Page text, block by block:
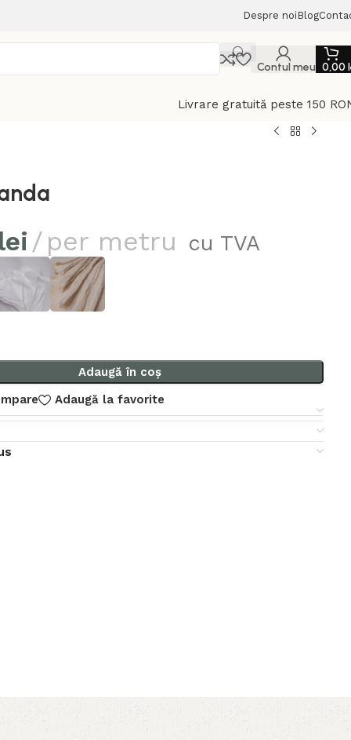
Despre noi Blog
Contul meu 0,00
Livrare gratuită peste 150
per metru cu TVA
Adaugă în coș
Adaugă la favorite